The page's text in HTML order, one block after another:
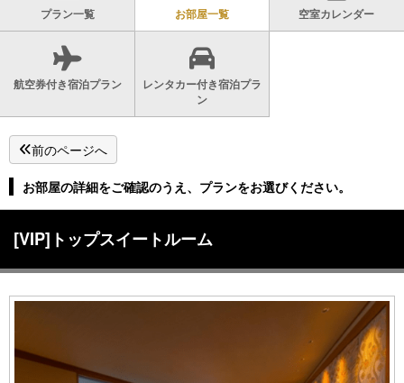
プラン一覧 お部屋一覧 空室カレンダー
航空券付き宿泊プラン
レンタカー付き宿泊プラ
ン
前のページへ
お部屋の詳細をご確認のうえ、プランをお選びください。
[VIP]トップスイートルーム